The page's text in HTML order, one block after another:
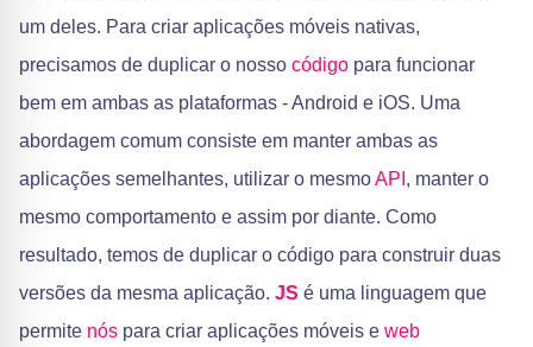
um deles. Para criar aplicações móveis nativas,
precisamos de duplicar o nosso código para funcionar
bem em ambas as plataformas - Android e iOS. Uma
abordagem comum consiste em manter ambas as
aplicações semelhantes, utilizar o mesmoAPI , manter o
mesmo comportamento e assim por diante. Como
resultado, temos de duplicar o código para construir duas
versões da mesma aplicação. JS é uma linguagem que
permite nós para criar aplicações móveis e web